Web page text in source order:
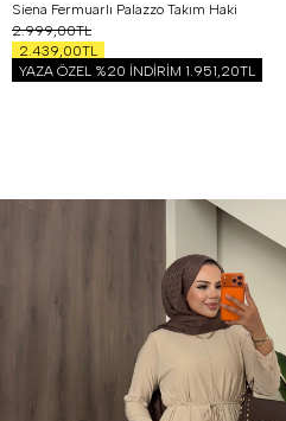
Siena Fermuarlı Palazzo Takım Haki
2.999,00TL
2.439,00TL
YAZA ÖZEL %20 İNDİRİM 1.951,20TL